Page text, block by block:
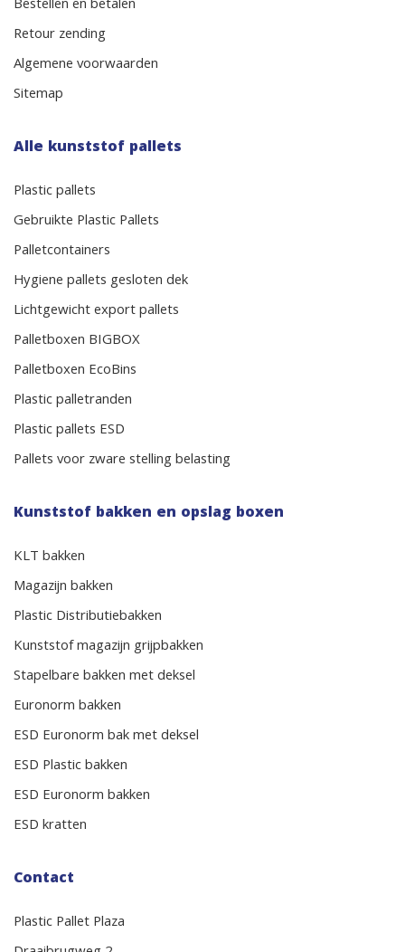
Bestellen en betalen
Retour zending
Algemene voorwaarden
Sitemap
Alle kunststof pallets
Plastic pallets
Gebruikte Plastic Pallets
Palletcontainers
Hygiene pallets gesloten dek
Lichtgewicht export pallets
Palletboxen BIGBOX
Palletboxen EcoBins
Plastic palletranden
Plastic pallets ESD
Pallets voor zware stelling belasting
Kunststof bakken en opslag boxen
KLT bakken
Magazijn bakken
Plastic Distributiebakken
Kunststof magazijn grijpbakken
Stapelbare bakken met deksel
Euronorm bakken
ESD Euronorm bak met deksel
ESD Plastic bakken
ESD Euronorm bakken
ESD kratten
Contact
Plastic Pallet Plaza